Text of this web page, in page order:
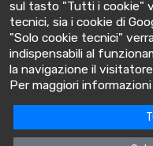
Via Cooperativa lime,
sul tasto "Tutti i cookie"
tecnici, sia i cookie di
"Solo cookie tecnici"
indispensabili al
la navigazione il
Per maggiori